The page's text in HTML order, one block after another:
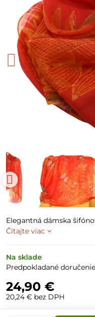
Elegantná dámska
Čítajte viac
Na sklade
Predpokladané
24,90 €
20,24 € bez DPH